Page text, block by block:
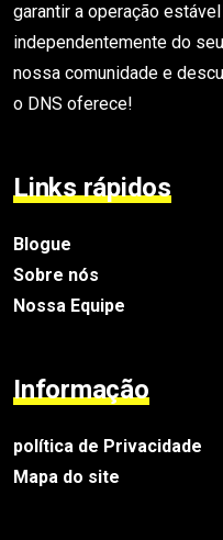
garantir a operação
independentemente do
nossa comunidade e
o DNS oferece!
Links rápidos
Blogue
Sobre nós
Nossa Equipe
Informação
política de Privacidade
Mapa do site